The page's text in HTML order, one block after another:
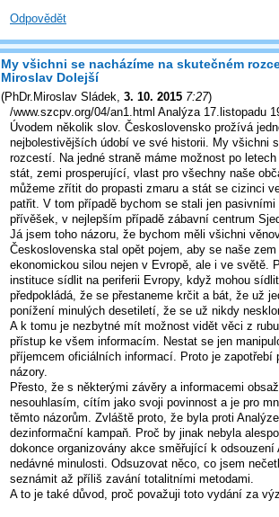
Odpovědět
My všichni se nacházíme na skutečném
Miroslav Dolejší
(PhDr.Miroslav Sládek, 3. 10. 2015 7:27)
/www.szcpv.org/04/an1.html Analýza 17.listopadu
Úvodem několik slov. Československo prožívá
nejbolestivějších údobí ve své historii. My všichni
rozcestí. Na jedné straně máme možnost po
stát, zemi prosperující, vlast pro všechny naše
můžeme zřítit do propasti zmaru a stát se cizinci
patřit. V tom případě bychom se stali jen
přívěšek, v nejlepším případě zábavní centrum
Já jsem toho názoru, že bychom měli všichni
Československa stal opět pojem, aby se naše
ekonomickou silou nejen v Evropě, ale i ve světě.
instituce sídlit na periferii Evropy, když mohou
předpokládá, že se přestaneme krčit a bát, že už
ponížení minulých desetiletí, že se už nikdy
A k tomu je nezbytné mít možnost vidět věci z
přístup ke všem informacím. Nestat se jen
příjemcem oficiálních informací. Proto je zapotřebí
názory.
Přesto, že s některými závěry a informacemi
nesouhlasím, cítím jako svoji povinnost a je pro
těmto názorům. Zvláště proto, že byla proti
dezinformační kampaň. Proč by jinak nebyla
dokonce organizovány akce směřující k odsouzení
nedávné minulosti. Odsuzovat něco, co jsem
seznámit až příliš zavání totalitními metodami.
A to je také důvod, proč považuji toto vydání za